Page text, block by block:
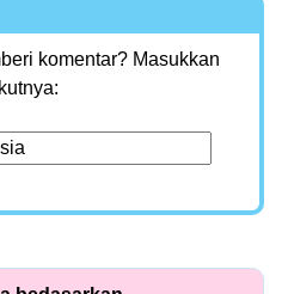
komentar? Masukkan